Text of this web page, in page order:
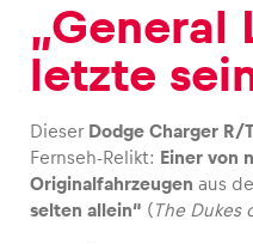
Seiten
„General
letzte
Dieser Dodge Charger R/
Fernseh-Relikt: Einer von
Originalfahrzeugen aus
selten allein“ (The Dukes